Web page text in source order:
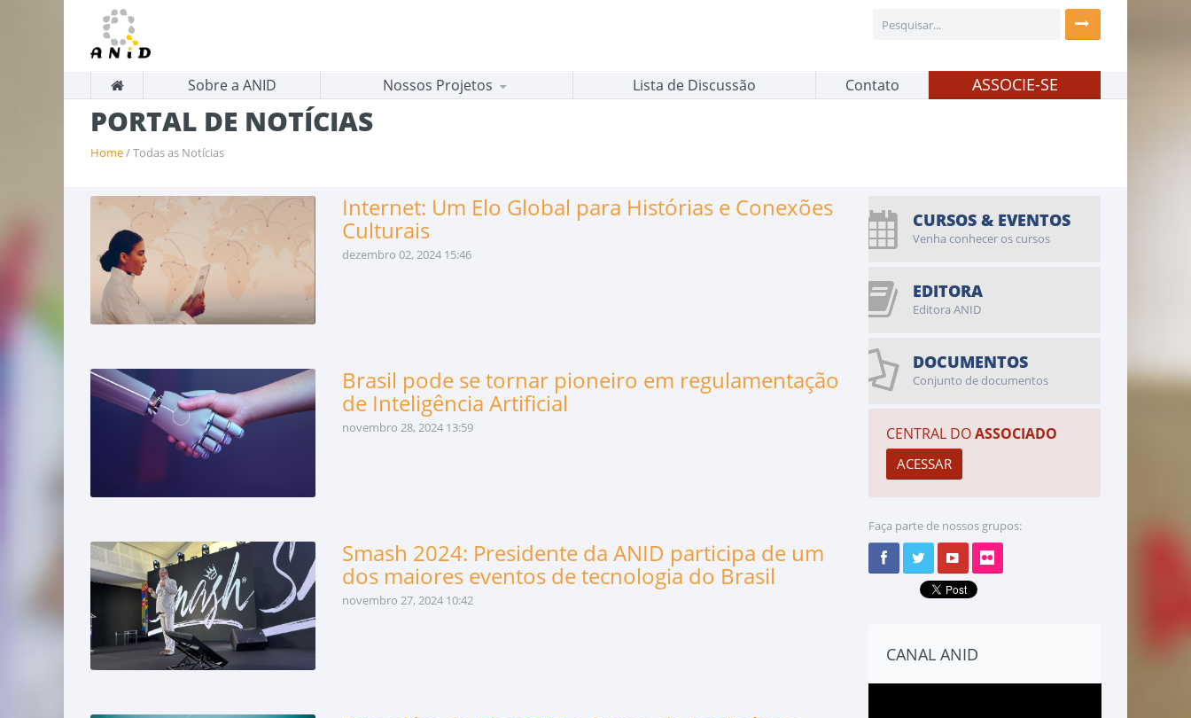
Sobre a ANID Nossos Projetos Lista de Discussão Contato ASSOCIE-SE
PORTAL DE NOTÍCIAS
Home/ Todas as Notícias
Internet: Um Elo Global para Histórias e Conexões
Culturais
dezembro 02, 2024 15:46
Brasil pode se tornar pioneiro em regulamentação
de Inteligência Artificial
novembro 28, 2024 13:59
Smash 2024: Presidente da ANID participa de um
dos maiores eventos de tecnologia do Brasil
novembro 27, 2024 10:42
CURSOS & EVENTOS
Venha conhecer os cursos
EDITORA
Editora ANID
DOCUMENTOS
Conjunto de documentos
CENTRAL DOASSOCIADO
Faça parte de nossos grupos:
CANAL ANID